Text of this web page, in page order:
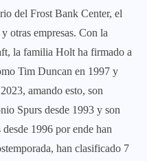
del Frost Bank Center, el
otras empresas. Con la
la familia Holt ha firmado a
Tim Duncan en 1997 y
amando esto, son
Spurs desde 1993 y son
1996 por ende han
han clasificado 7